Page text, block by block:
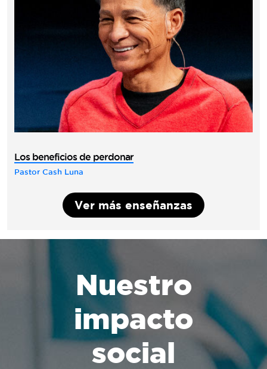
Los beneficios de perdonar
Pastor Cash Luna
Ver más enseñanzas
Nuestro
impacto
social